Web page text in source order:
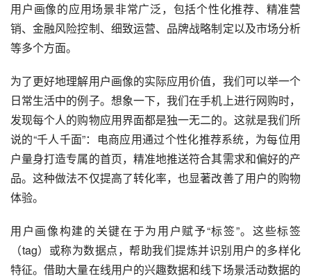
用户画像的应用场景非常广泛，包括个性化推荐、精准营
销、金融风险控制、细致运营、品牌战略制定以及市场分析
等多个方面。
为了更好地理解用户画像的实际应用价值，我们可以举一个
日常生活中的例子。想象一下，我们在手机上进行网购时，
发现每个人的购物应用界面都是独一无二的。这就是我们所
说的“千人千面”：电商应用通过个性化推荐系统，为每位用
户量身打造专属的首页，精准地推送符合其需求和偏好的产
品。这种做法不仅提高了转化率，也显著改善了用户的购物
体验。
用户画像构建的关键在于为用户赋予“标签”。这些标签
（tag）或称为数据点，帮助我们提炼并识别用户的多样化
特征。借助大量在线用户的兴趣数据和线下场景活动数据的